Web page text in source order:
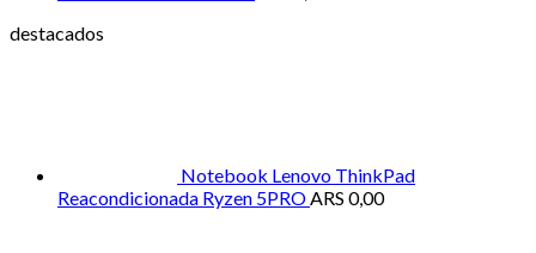
destacados
Notebook Lenovo ThinkPad
Reacondicionada Ryzen 5PROARS 0,00